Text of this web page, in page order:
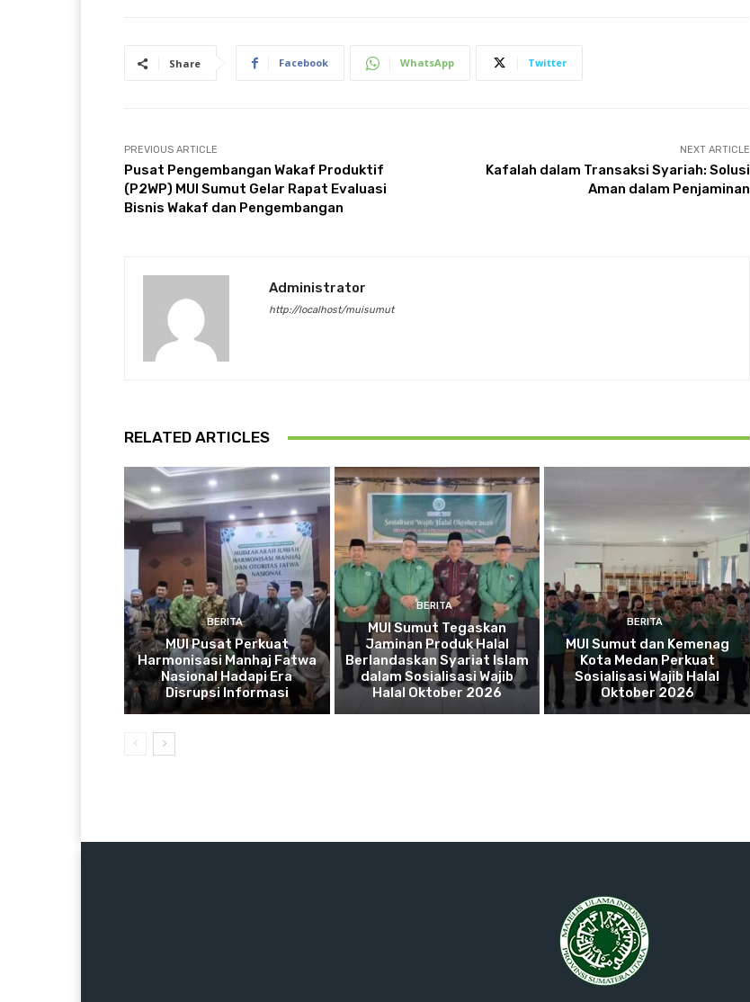
Share Facebook WhatsApp Twitter
PREVIOUS ARTICLE
Pusat Pengembangan Wakaf Produktif
(P2WP) MUI Sumut Gelar Rapat Evaluasi
Bisnis Wakaf dan Pengembangan
NEXT ARTICLE
Kafalah dalam Transaksi Syariah: Solusi
Aman dalam Penjaminan
Administrator
http://localhost/muisumut
RELATED ARTICLES
BERITA
MUI Pusat Perkuat
Harmonisasi Manhaj Fatwa
Nasional Hadapi Era
Disrupsi Informasi
BERITA
MUI Sumut Tegaskan
Jaminan Produk Halal
Berlandaskan Syariat Islam
dalam Sosialisasi Wajib
Halal Oktober 2026
BERITA
MUI Sumut dan Kemenag
Kota Medan Perkuat
Sosialisasi Wajib Halal
Oktober 2026